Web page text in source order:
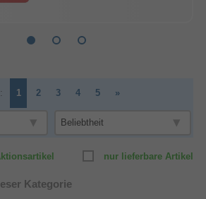
1 2 3 4 5 »
nur lieferbare Artikel
Kategorie